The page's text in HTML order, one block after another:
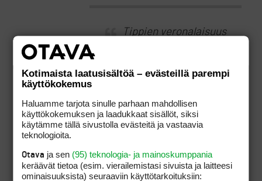
Tippien veronalaisuus
Vapaaehtoinen palveluraha
on saajansa veronalaista
esitäytetyllä
veroilmoituksella.
Kotimaista laatusisältöä – evästeillä parempi
käyttökokemus
Haluamme tarjota sinulle parhaan mahdollisen
käyttökokemuksen ja laadukkaat sisällöt, siksi
käytämme tällä sivustolla evästeitä ja vastaavia
teknologioita.
Otava ja sen (95) teknologia- ja mainoskumppania
keräävät tietoa (esim. vierailemis­tasi sivuista ja laitteesi
ominaisuuk­sista) seuraaviin käyttötarkoituksiin: